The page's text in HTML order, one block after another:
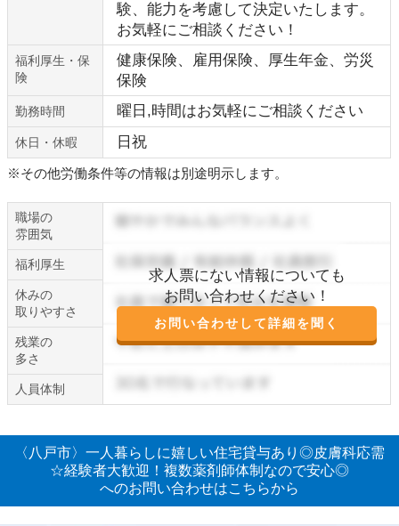
験、能力を考慮して決定いたします。
お気軽にご相談ください！
福利厚生・保
険
健康保険、雇用保険、厚生年金、労災
保険
勤務時間 曜日,時間はお気軽にご相談ください
休日・休暇 日祝
※その他労働条件等の情報は別途明示します。
職場の
雰囲気
求人票にない情報についても
お問い合わせください！
お問い合わせして詳細を聞く
福利厚生
休みの
取りやすさ
残業の
多さ
人員体制
〈八戸市〉一人暮らしに嬉しい住宅貸与あり◎皮膚科応需
☆経験者大歓迎！複数薬剤師体制なので安心◎
へのお問い合わせはこちらから